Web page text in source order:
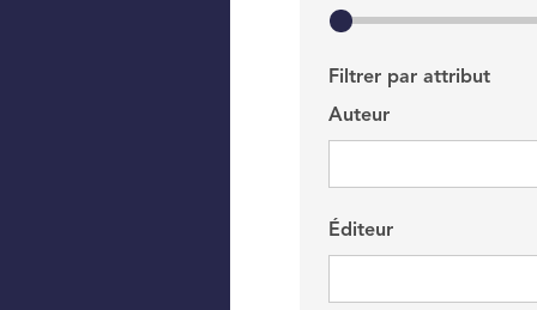
Filtrer par attribut
Auteur
Éditeur